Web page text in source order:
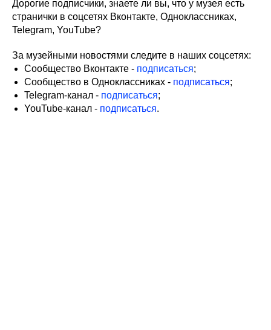
Дорогие подписчики, знаете ли вы, что у музея есть
странички в соцсетях Вконтакте, Одноклассниках,
Telegram, YouTube?
За музейными новостями следите в наших соцсетях:
Сообщество Вконтакте - подписаться;
Сообщество в Одноклассниках - подписаться;
Telegram-канал - подписаться;
YouTube-канал - подписаться.